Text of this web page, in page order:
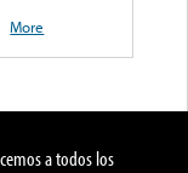
More
a todos los